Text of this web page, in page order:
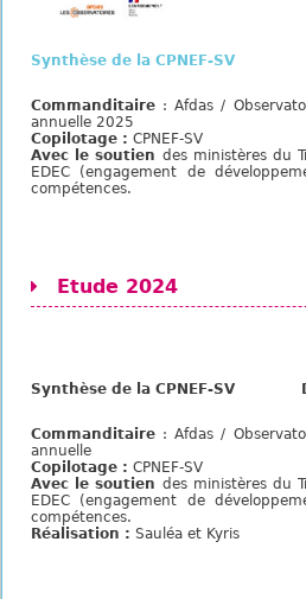
Synthèse de la CPNEF-SV
Commanditaire : Afdas /
annuelle 2025
Copilotage : CPNEF-SV
Avec le soutien des ministères du
EDEC (engagement de
compétences.
Etude 2024
Synthèse de la CPNEF-SV
Commanditaire : Afdas /
annuelle
Copilotage : CPNEF-SV
Avec le soutien des ministères du
EDEC (engagement de
compétences.
Réalisation : Sauléa et Kyris